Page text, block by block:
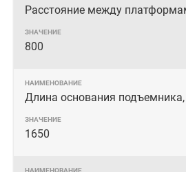
Расстояние между
800
Длина основания
1650